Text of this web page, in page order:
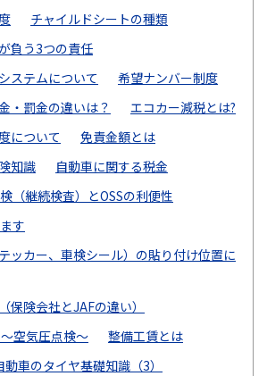
チャイルドシートの種類
負う3つの責任
ステムについて
希望ナンバー制度
・罰金の違いは？
エコカー減税とは?
について
免責金額とは
知識
自動車に関する税金
（継続検査）とOSSの利便性
す
ッカー、車検シール）の貼り付け位置に
保険会社とJAFの違い）
空気圧点検～
整備工賃とは
動車のタイヤ基礎知識（3）